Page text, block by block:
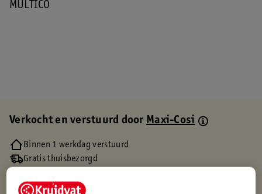
MULTICO
Verkocht en verstuurd doorMaxi-Cosi
Binnen 1 werkdag verstuurd
Gratis thuisbezorgd
Gratis punten met je Kruidvat kaart